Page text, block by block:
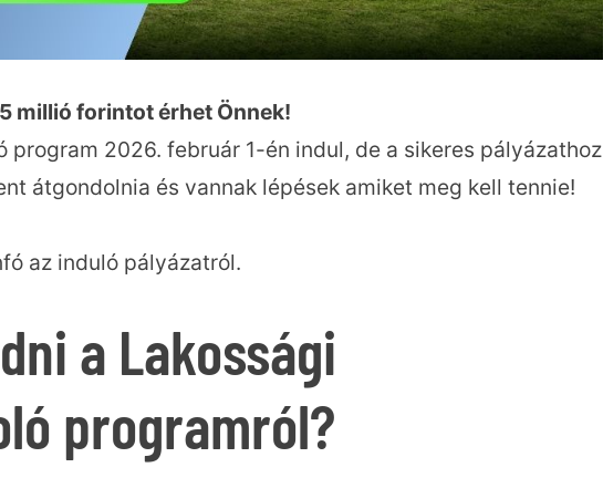
millió forintot érhet Önnek!
program 2026. február 1-én indul, de a sikeres pályázathoz
átgondolnia és vannak lépések amiket meg kell tennie!
az induló pályázatról.
a Lakossági
programról?